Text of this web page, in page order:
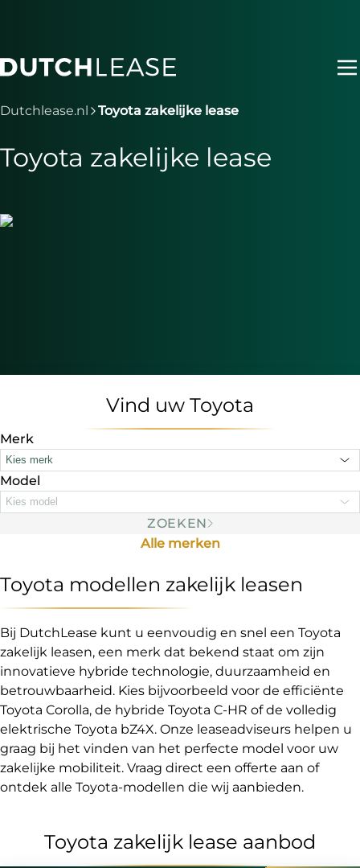
Je bent nu voorbij het hoofdmenu
Dutchlease.nl Toyota zakelijke lease
Toyota zakelijke lease
Vind uw Toyota
Merk
Kies merk
Model
Kies model
ZOEKEN
Alle merken
Toyota modellen zakelijk leasen
Bij DutchLease kunt u eenvoudig en snel een Toyota
zakelijk leasen, een merk dat bekend staat om zijn
innovatieve hybride technologie, duurzaamheid en
betrouwbaarheid. Kies bijvoorbeeld voor de efficiënte
Toyota Corolla, de hybride Toyota C-HR of de volledig
elektrische Toyota bZ4X. Onze leaseadviseurs helpen u
graag bij het vinden van het perfecte model voor uw
zakelijke mobiliteit. Vraag direct een offerte aan of
ontdek alle Toyota-modellen die wij aanbieden.
Toyota zakelijk lease aanbod